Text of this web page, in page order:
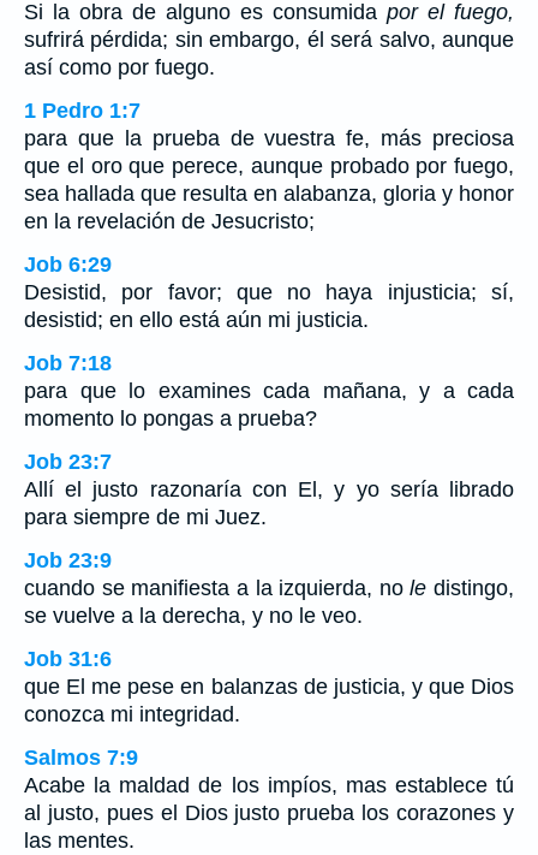
Si la obra de alguno es consumida por el fuego,
sufrirá pérdida; sin embargo, él será salvo, aunque
así como por fuego.
1 Pedro 1:7
para que la prueba de vuestra fe, más preciosa
que el oro que perece, aunque probado por fuego,
sea hallada que resulta en alabanza, gloria y honor
en la revelación de Jesucristo;
Job 6:29
Desistid, por favor; que no haya injusticia; sí,
desistid; en ello está aún mi justicia.
Job 7:18
para que lo examines cada mañana, y a cada
momento lo pongas a prueba?
Job 23:7
Allí el justo razonaría con El, y yo sería librado
para siempre de mi Juez.
Job 23:9
cuando se manifiesta a la izquierda, nole distingo,
se vuelve a la derecha, y no le veo.
Job 31:6
que El me pese en balanzas de justicia, y que Dios
conozca mi integridad.
Salmos 7:9
Acabe la maldad de los impíos, mas establece tú
al justo, pues el Dios justo prueba los corazones y
las mentes.